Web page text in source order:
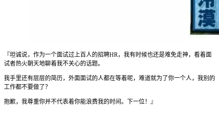
『坦诚说，作为一个面试过上百人的招聘HR，我有时候也还是难免走神，看着面
试者热火朝天地聊着我不关心的话题。
我手里还有层层的简历，外面面试的人都在等着呢，难道就为了你一个人，我别的
工作都不要做了？
抱歉，我尊重你并不代表着你能浪费我的时间。下一位！』